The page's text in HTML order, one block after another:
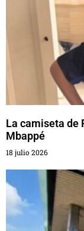
La camiseta de
Mbappé
18 julio 2026